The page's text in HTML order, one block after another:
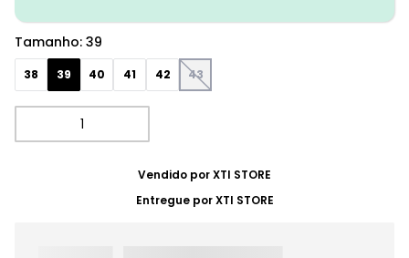
Tamanho: 39
38 39 40 41 42 43
Vendido porXTI STORE
Entregue porXTI STORE